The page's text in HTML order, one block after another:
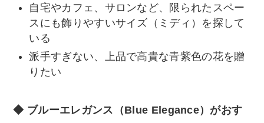
自宅やカフェ、サロンなど、限られたスペー
スにも飾りやすいサイズ（ミディ）を探して
いる
派手すぎない、上品で高貴な青紫色の花を贈
りたい
◆ ブルーエレガンス（Blue Elegance）がおす